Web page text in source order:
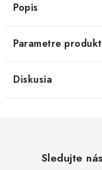
Popis
Parametre
Diskusia
Sledujte